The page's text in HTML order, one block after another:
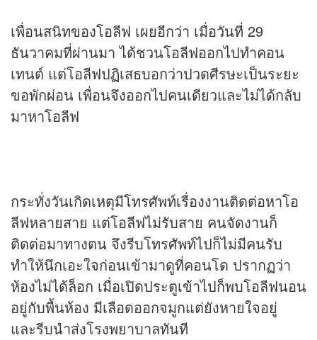
เพื่อนสนิทของโอลีฟ เผยอีกว่า เมื่อวันที่ 29
ธันวาคมที่ผ่านมา ได้ชวนโอลีฟออกไปทำคอน
เทนต์ แต่โอลีฟปฏิเสธบอกว่าปวดศีรษะเป็นระยะ
ขอพักผ่อน เพื่อนจึงออกไปคนเดียวและไม่ได้กลับ
มาหาโอลีฟ
กระทั่งวันเกิดเหตุมีโทรศัพท์เรื่องงานติดต่อหาโอ
ลีฟหลายสาย แต่โอลีฟไม่รับสาย คนจัดงานก็
ติดต่อมาทางตน จึงรีบโทรศัพท์ไปก็ไม่มีคนรับ
ทำให้นึกเอะใจก่อนเข้ามาดูที่คอนโด ปรากฏว่า
ห้องไม่ได้ล็อก เมื่อเปิดประตูเข้าไปก็พบโอลีฟนอน
อยู่กับพื้นห้อง มีเลือดออกจมูกแต่ยังหายใจอยู่
และรีบนำส่งโรงพยาบาลทันที